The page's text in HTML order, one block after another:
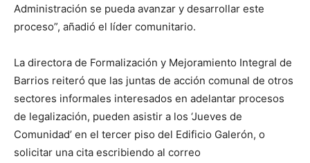
Administración se pueda avanzar y desarrollar este
proceso”, añadió el líder comunitario.
La directora de Formalización y Mejoramiento Integral de
Barrios reiteró que las juntas de acción comunal de otros
sectores informales interesados en adelantar procesos
de legalización, pueden asistir a los ‘Jueves de
Comunidad’ en el tercer piso del Edificio Galerón, o
solicitar una cita escribiendo al correo